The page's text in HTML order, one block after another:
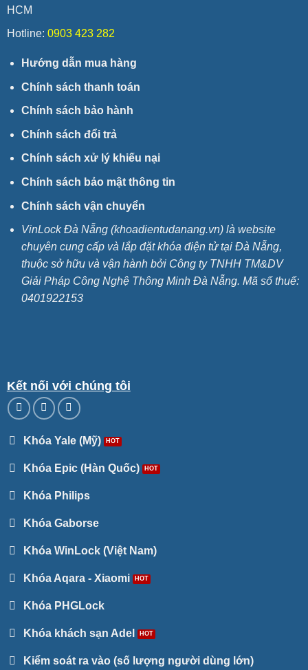
HCM
Hotline: 0903 423 282
Hướng dẫn mua hàng
Chính sách thanh toán
Chính sách bảo hành
Chính sách đổi trả
Chính sách xử lý khiếu nại
Chính sách bảo mật thông tin
Chính sách vận chuyển
VinLock Đà Nẵng (khoadientudanang.vn) là website
chuyên cung cấp và lắp đặt khóa điện tử tại Đà Nẵng,
thuộc sở hữu và vận hành bởi Công ty TNHH TM&DV
Giải Pháp Công Nghệ Thông Minh Đà Nẵng. Mã số thuế:
0401922153
Kết nối với chúng tôi
Khóa Yale (Mỹ)
Khóa Epic (Hàn Quốc)
Khóa Philips
Khóa Gaborse
Khóa WinLock (Việt Nam)
Khóa Aqara - Xiaomi
Khóa PHGLock
Khóa khách sạn Adel
Kiểm soát ra vào (số lượng người dùng lớn)